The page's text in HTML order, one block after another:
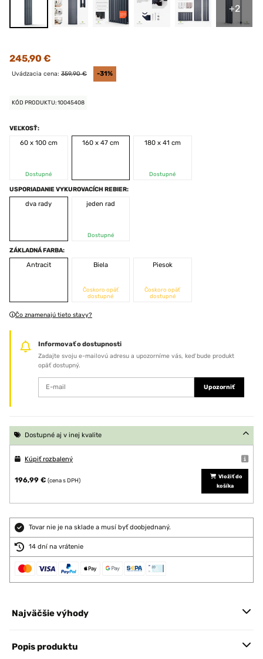
+2
245,90 €
Uvádzacia cena: 359,90 € -31%
KÓD PRODUKTU: 10045408
VEĽKOSŤ:
60 x 100 cm
Dostupné
160 x 47 cm 180 x 41 cm
Dostupné
USPORIADANIE VYKUROVACÍCH REBIER:
dva rady
jeden rad
Dostupné
ZÁKLADNÁ FARBA:
Antracit
Biela
Čoskoro opäť
dostupné
Piesok
Čoskoro opäť
dostupné
Čo znamenajú tieto stavy?
Informovať o dostupnosti
Zadajte svoju e-mailovú adresu a upozorníme vás, keď bude produkt
opäť dostupný.
Upozorniť
Dostupné aj v inej kvalite
Kúpiť rozbalený
196,99 € (cena s DPH)
Vložiť do
košíka
Tovar nie je na sklade a musí byť doobjednaný.
14 dní na vrátenie
Najväčšie výhody
Popis produktu